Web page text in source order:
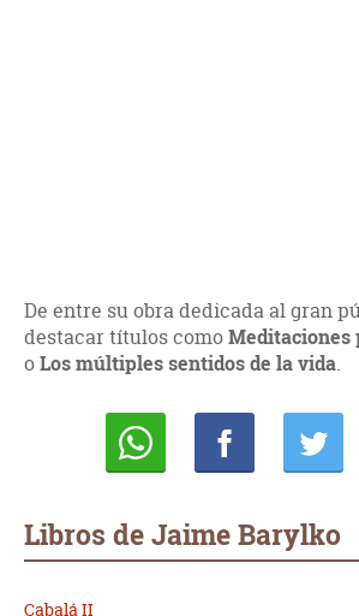
De entre su obra dedicada al gran
destacar títulos como
oLos múltiples sentidos de la vida.
Libros de Jaime Barylko
Cabalá II